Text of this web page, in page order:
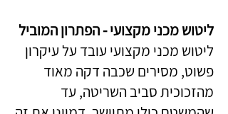
ליטוש מכני מקצועי - הפתרון המוביל
ליטוש מכני מקצועי עובד על עיקרון
פשוט, מסירים שכבה דקה מאוד
מהזכוכית סביב השריטה, עד